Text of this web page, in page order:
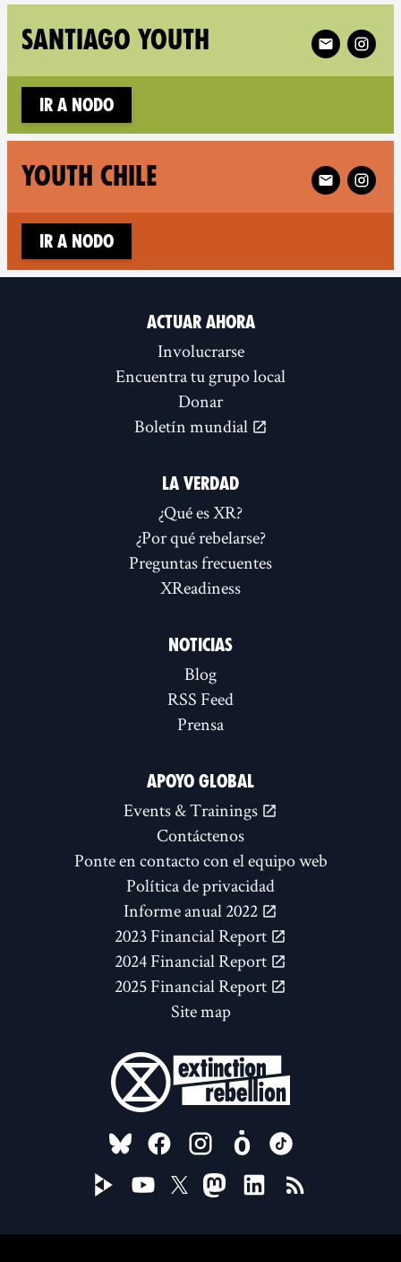
SANTIAGO YOUTH Follow XR
Ir a nodo
YOUTH CHILE Follow XR
Ir a nodo
ACTUAR AHORA
Involucrarse
Encuentra tu grupo local
Donar
Boletín mundial
LA VERDAD
¿Qué es XR?
¿Por qué rebelarse?
Preguntas frecuentes
XReadiness
NOTICIAS
Blog
RSS Feed
Prensa
APOYO GLOBAL
Events & Trainings
Contáctenos
Ponte en contacto con el equipo web
Política de privacidad
Informe anual 2022
2023 Financial Report
2024 Financial Report
2025 Financial Report
Site map
FOLLOW US ON